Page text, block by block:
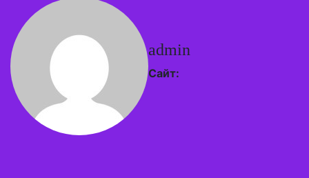
admin
Сайт: